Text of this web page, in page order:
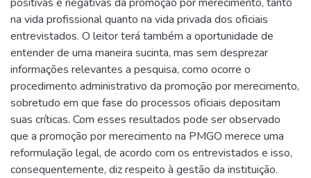
na vida profissional quanto na vida privada dos oficiais
entrevistados. O leitor terá também a oportunidade de
entender de uma maneira sucinta, mas sem desprezar
informações relevantes a pesquisa, como ocorre o
procedimento administrativo da promoção por merecimento,
sobretudo em que fase do processos oficiais depositam
suas críticas. Com esses resultados pode ser observado
que a promoção por merecimento na PMGO merece uma
reformulação legal, de acordo com os entrevistados e isso,
consequentemente, diz respeito à gestão da instituição.